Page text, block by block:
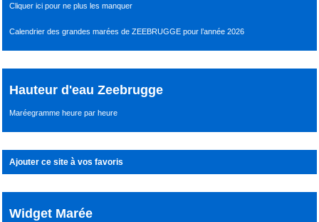
Cliquer ici pour ne plus les manquer
Calendrier des grandes marées de ZEEBRUGGE pour l’année 2026
Hauteur d'eau Zeebrugge
Maréegramme heure par heure
Ajouter ce site à vos favoris
Widget Marée